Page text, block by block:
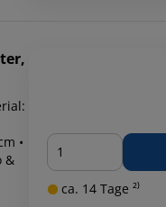
•
&
Menge
ca. 14 Tage ²⁾